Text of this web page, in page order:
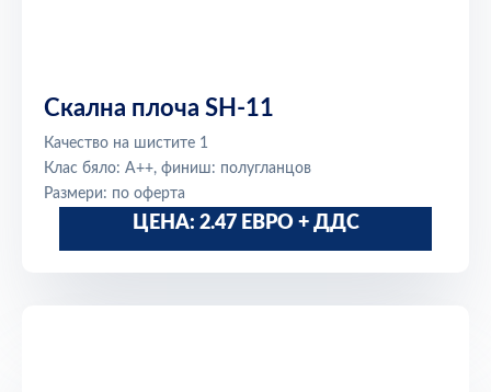
Скална плоча SH-11
Качество на шистите 1
Клас бяло: A++, финиш: полугланцов
Размери: по оферта
ЦЕНА: 2.47 ЕВРО + ДДС